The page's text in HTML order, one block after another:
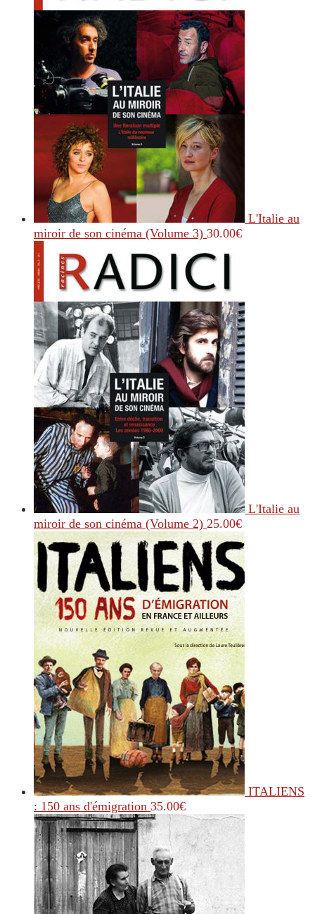
L'Italie au
miroir de son cinéma (Volume 3) 30.00€
L'Italie au
miroir de son cinéma (Volume 2) 25.00€
ITALIENS
: 150 ans d'émigration 35.00€